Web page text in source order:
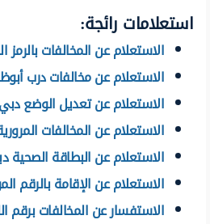
استعلامات رائجة:
الاستعلام عن المخالفات بالرمز
الاستعلام عن مخالفات درب
الاستعلام عن تعديل الوضع دبي
الاستعلام عن المخالفات
الاستعلام عن البطاقة الصحية
الاستعلام عن الإقامة بالرقم
الاستفسار عن المخالفات برقم